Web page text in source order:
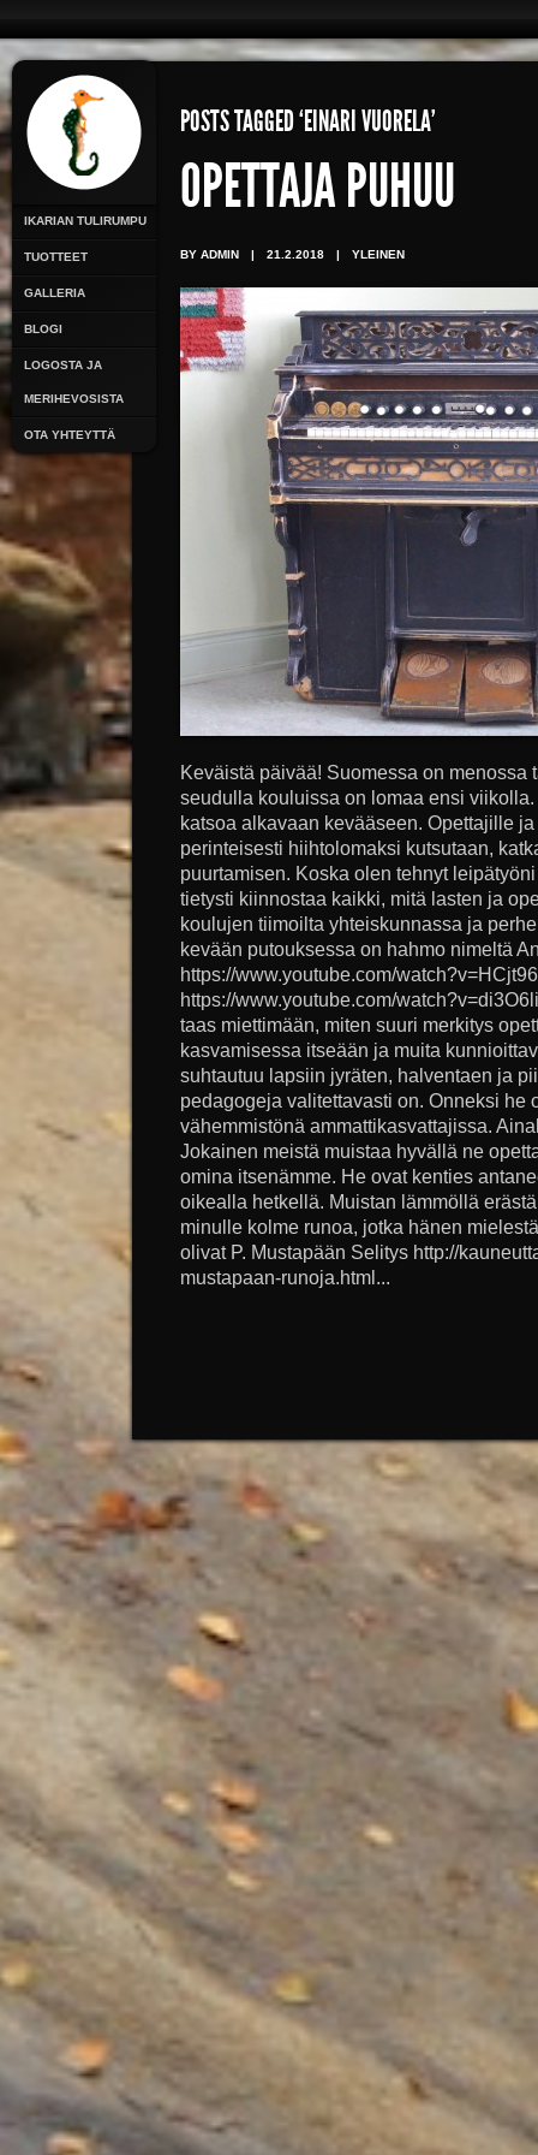
IKARIAN TULIRUMPU
TUOTTEET
GALLERIA
BLOGI
LOGOSTA JA
MERIHEVOSISTA
OTA YHTEYTTÄ
POSTS TAGGED ‘EINARI VUORELA’
OPETTAJA PUHUU
BY ADMIN | 21.2.2018 | YLEINEN
Keväistä päivää! Suomessa on
seudulla kouluissa on lomaa ensi
katsoa alkavaan kevääseen. Opettajille
perinteisesti hiihtolomaksi kutsutaan,
puurtamisen. Koska olen tehnyt
tietysti kiinnostaa kaikki, mitä lasten ja
koulujen tiimoilta yhteiskunnassa ja
kevään putouksessa on hahmo nimeltä
https://www.youtube.com/
https://www.youtube.com/
taas miettimään, miten suuri merkitys
kasvamisessa itseään ja muita
suhtautuu lapsiin jyräten, halventaen ja
pedagogeja valitettavasti on. Onneksi he
vähemmistönä ammattikasvattajissa.
Jokainen meistä muistaa hyvällä ne
omina itsenämme. He ovat kenties
oikealla hetkellä. Muistan lämmöllä
minulle kolme runoa, jotka hänen
olivat P. Mustapään Selitys http://
mustapaan-runoja.html...